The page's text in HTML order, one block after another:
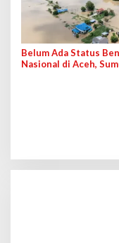
Belum Ada Status
Nasional di Aceh,